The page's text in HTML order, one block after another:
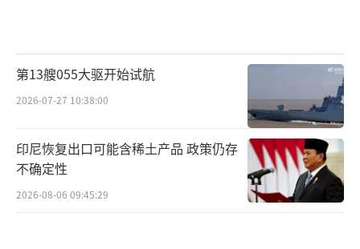
第13艘055大驱开始试航
2026-07-27 10:38:00
印尼恢复出口可能含稀土产品 政策仍存
不确定性
2026-08-06 09:45:29